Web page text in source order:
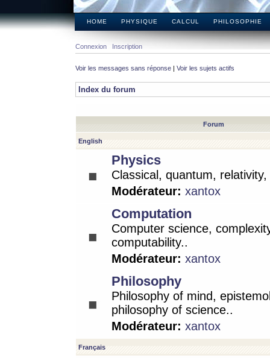
HOME PHYSIQUE CALCUL PHILOSOPHIE
Connexion Inscription
Voir les messages sans réponse | Voir les sujets actifs
Index du forum
Forum
English
Physics
Classical, quantum,
Modérateur: xantox
Computation
Computer science,
computability..
Modérateur: xantox
Philosophy
Philosophy of mind,
philosophy of science..
Modérateur: xantox
Français